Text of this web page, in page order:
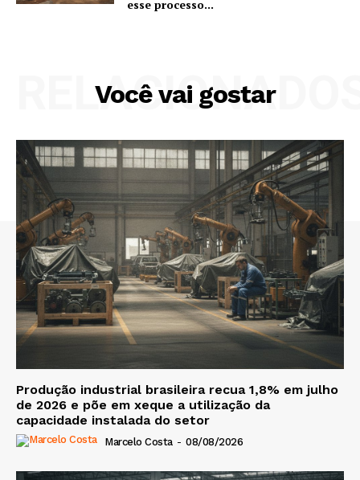
esse processo...
Você vai gostar
Produção industrial brasileira recua 1,8% em julho
de 2026 e põe em xeque a utilização da
capacidade instalada do setor
Marcelo Costa - 08/08/2026